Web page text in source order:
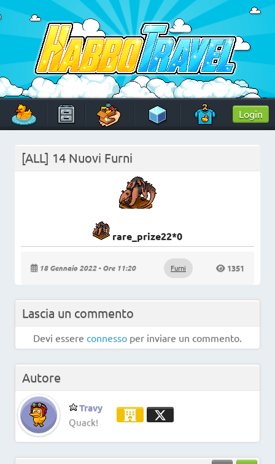
Skip
to
content
HabboTravel
Un viaggio di pixel!
Login
[ALL] 14 Nuovi Furni
rare_prize22*0
18 Gennaio 2022 - Ore 11:20 Furni 1351
Lascia un commento
Devi essere connesso per inviare un commento.
Autore
Travy
Quack!